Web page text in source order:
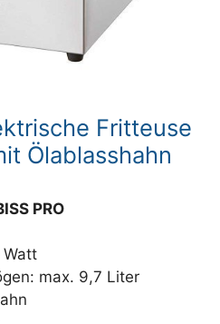
Fritteuse
Ölablasshahn
PRO
Watt
max. 9,7 Liter